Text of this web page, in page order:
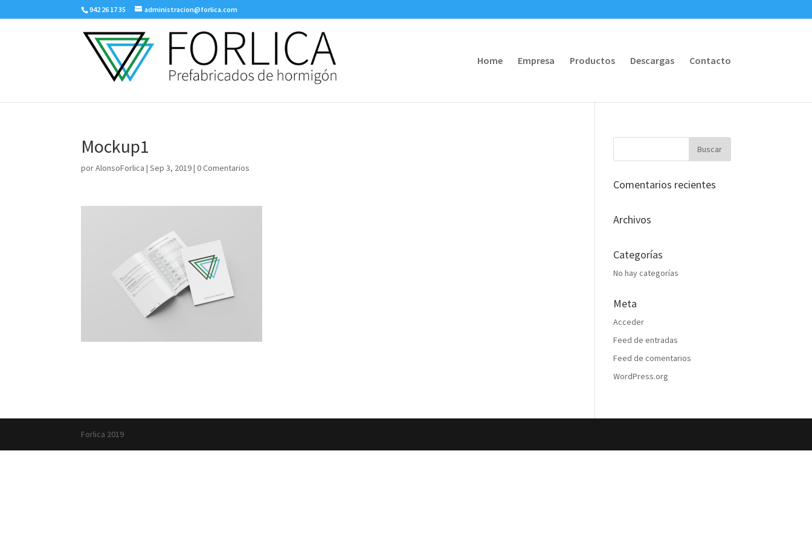
942 26 17 35 administracion@forlica.com
Home Empresa Productos Descargas Contacto
Mockup1
porAlonsoForlica |Sep 3, 2019|0 Comentarios
Comentarios recientes
Archivos
Categorías
No hay categorías
Meta
Acceder
Feed de entradas
Feed de comentarios
WordPress.org
Forlica 2019